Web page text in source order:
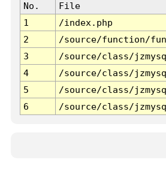
No. File
1
/index.php
2
/source/function/
3
/source/class/
4
/source/class/
5
/source/class/
6
/source/class/